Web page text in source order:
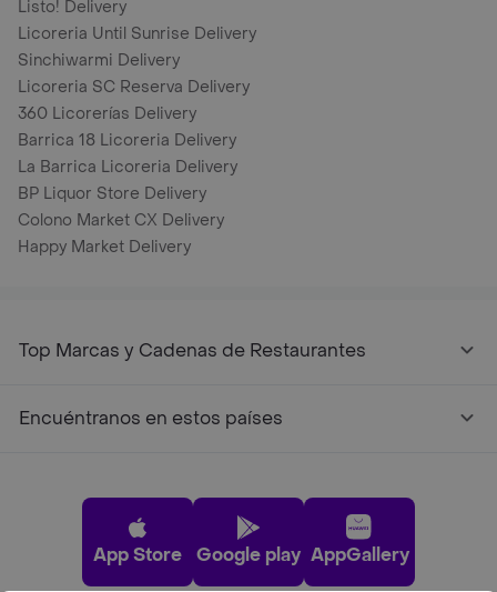
Listo! Delivery
Licoreria Until Sunrise Delivery
Sinchiwarmi Delivery
Licoreria SC Reserva Delivery
360 Licorerías Delivery
Barrica 18 Licoreria Delivery
La Barrica Licoreria Delivery
BP Liquor Store Delivery
Colono Market CX Delivery
Happy Market Delivery
Top Marcas y Cadenas de Restaurantes
Encuéntranos en estos países
App Store Google play AppGallery